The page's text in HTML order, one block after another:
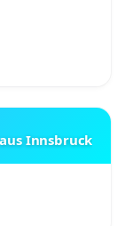
Innsbruck